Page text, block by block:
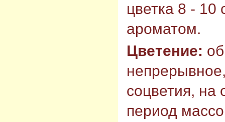
цветка 8 - 10
ароматом.
Цветение:
соцветия, на
период